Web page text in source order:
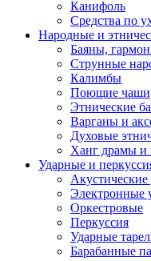
Канифоль
Средства по
Народные и
Баяны,
Струнные
Калимбы
Поющие чаши
Этнические
Варганы и
Духовые
Ханг драмы и
Ударные и
Электронные
Оркестровые
Перкуссия
Ударные
Барабанные